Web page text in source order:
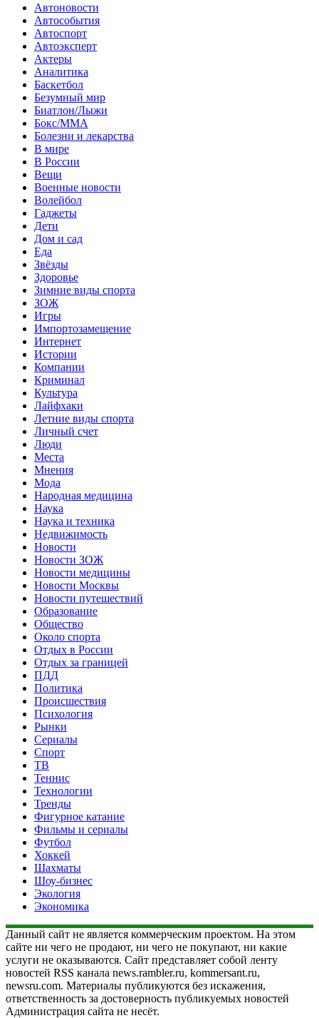
Автоновости
Автособытия
Автоспорт
Автоэксперт
Актеры
Аналитика
Баскетбол
Безумный мир
Биатлон/Лыжи
Бокс/MMA
Болезни и лекарства
В мире
В России
Вещи
Военные новости
Волейбол
Гаджеты
Дети
Дом и сад
Еда
Звёзды
Здоровье
Зимние виды спорта
ЗОЖ
Игры
Импортозамещение
Интернет
Истории
Компании
Криминал
Культура
Лайфхаки
Летние виды спорта
Личный счет
Люди
Места
Мнения
Мода
Народная медицина
Наука
Наука и техника
Недвижимость
Новости
Новости ЗОЖ
Новости медицины
Новости Москвы
Новости путешествий
Образование
Общество
Около спорта
Отдых в России
Отдых за границей
ПДД
Политика
Происшествия
Психология
Рынки
Сериалы
Спорт
ТВ
Теннис
Технологии
Тренды
Фигурное катание
Фильмы и сериалы
Футбол
Хоккей
Шахматы
Шоу-бизнес
Экология
Экономика
Данный сайт не является коммерческим проектом. На этом
сайте ни чего не продают, ни чего не покупают, ни какие
услуги не оказываются. Сайт представляет собой ленту
новостей RSS канала news.rambler.ru, kommersant.ru,
newsru.com. Материалы публикуются без искажения,
ответственность за достоверность публикуемых новостей
Администрация сайта не несёт.